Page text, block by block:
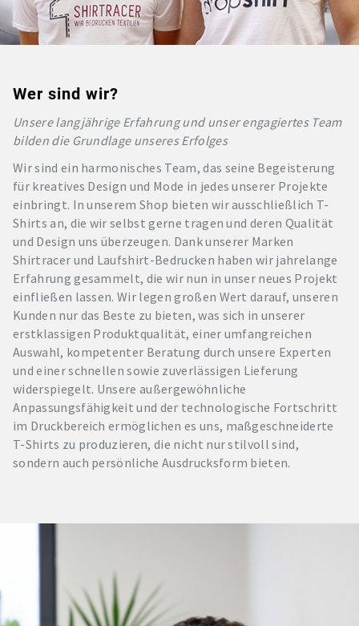
Wer sind wir?
Unsere langjährige Erfahrung und unser engagiertes Team
bilden die Grundlage unseres Erfolges
Wir sind ein harmonisches Team, das seine Begeisterung
für kreatives Design und Mode in jedes unserer Projekte
einbringt. In unserem Shop bieten wir ausschließlich T-
Shirts an, die wir selbst gerne tragen und deren Qualität
und Design uns überzeugen. Dank unserer Marken
Shirtracer und Laufshirt-Bedrucken haben wir jahrelange
Erfahrung gesammelt, die wir nun in unser neues Projekt
einfließen lassen. Wir legen großen Wert darauf, unseren
Kunden nur das Beste zu bieten, was sich in unserer
erstklassigen Produktqualität, einer umfangreichen
Auswahl, kompetenter Beratung durch unsere Experten
und einer schnellen sowie zuverlässigen Lieferung
widerspiegelt. Unsere außergewöhnliche
Anpassungsfähigkeit und der technologische Fortschritt
im Druckbereich ermöglichen es uns, maßgeschneiderte
T-Shirts zu produzieren, die nicht nur stilvoll sind,
sondern auch persönliche Ausdrucksform bieten.